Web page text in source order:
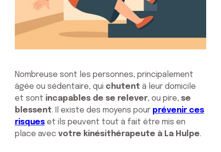
Nombreuse sont les personnes, principalement
âgée ou sédentaire, qui chutent à leur domicile
et sont incapables de se relever, ou pire, se
blessent. Il existe des moyens pour prévenir ces
risqueset ils peuvent tout à fait être mis en
place avec votre kinésithérapeute à La Hulpe.